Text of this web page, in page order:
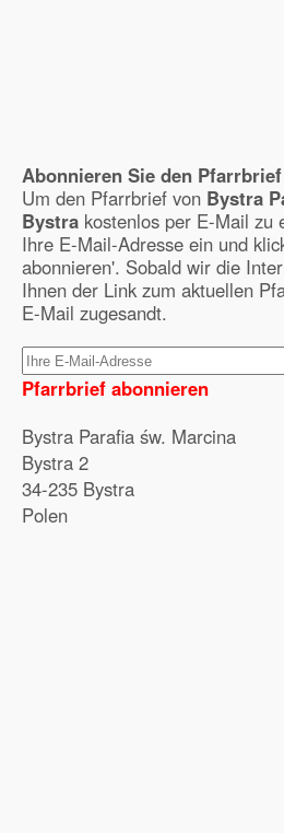
Abonnieren Sie den
Um den Pfarrbrief von Bystra
Bystra kostenlos per E-Mail zu
Ihre E-Mail-Adresse ein und
abonnieren'. Sobald wir die
Ihnen der Link zum aktuellen
E-Mail zugesandt.
Pfarrbrief abonnieren
Bystra Parafia św. Marcina
Bystra 2
34-235 Bystra
Polen